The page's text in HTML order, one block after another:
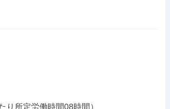
り所定労働時間08時間）